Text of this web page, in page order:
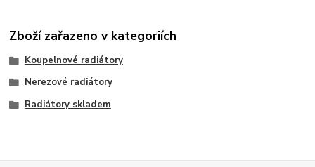
Zboží zařazeno v kategoriích
Koupelnové radiátory
Nerezové radiátory
Radiátory skladem